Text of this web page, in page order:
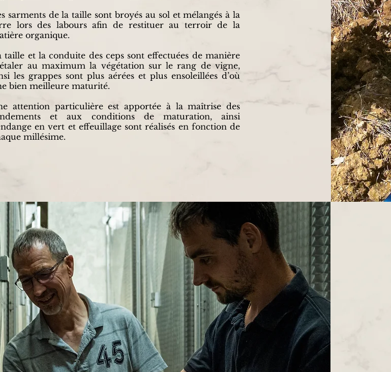
sarments de la taille sont broyés au sol et mélangés à la
lors des labours afin de restituer au terroir de la
organique.
taille et la conduite des ceps sont effectuées de manière
au maximum la végétation sur le rang de vigne,
les grappes sont plus aérées et plus ensoleillées d’où
bien meilleure maturité.
attention particulière est apportée à la maîtrise des
et aux conditions de maturation, ainsi
en vert et effeuillage sont réalisés en fonction de
millésime.